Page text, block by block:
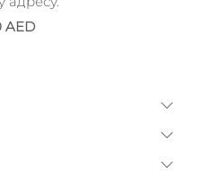
AED